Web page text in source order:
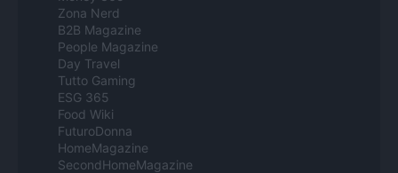
Zona Nerd
B2B Magazine
People Magazine
Day Travel
Tutto Gaming
ESG 365
Food Wiki
FuturoDonna
HomeMagazine
SecondHomeMagazine